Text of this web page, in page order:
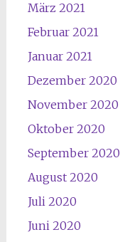
März 2021
Februar 2021
Januar 2021
Dezember 2020
November 2020
Oktober 2020
September 2020
August 2020
Juli 2020
Juni 2020